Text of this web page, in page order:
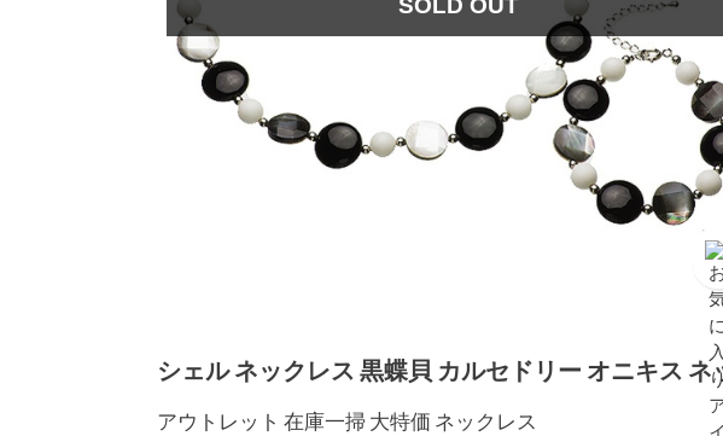
SOLD OUT
シェル ネックレス 黒蝶貝 カルセドリー オニキス
アウトレット 在庫一掃 大特価 ネックレス